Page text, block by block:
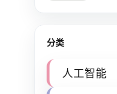
分类
人工智能